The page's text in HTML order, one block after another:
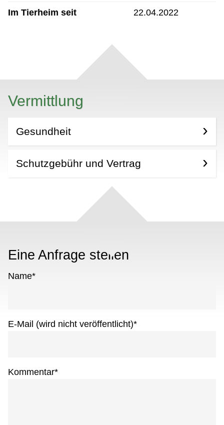
Im Tierheim seit 22.04.2022
Vermittlung
Gesundheit
Schutzgebühr und Vertrag
Eine Anfrage stellen
Name*
E-Mail (wird nicht veröffentlicht)*
Kommentar*